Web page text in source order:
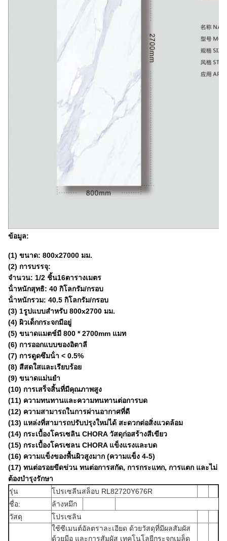
ข้อมูล:
(1) ขนาด: 800x27000 มม.
(2) การบรรจุ:
จํานวน: 1/2 ชิ้น16ตารางเมตร
น้ําหนักสุทธิ: 40 กิโลกรัม/กรอบ
น้ําหนักรวม: 40.5 กิโลกรัม/กรอบ
(3) 1รูปแบบสําหรับ 800x2700 มม.
(4) ผิวเด็กกระจกมีอยู่
(5) ขนาดแมตช์มี 800 * 2700mm แมท
(6) การออกแบบของอิตาลี
(7) การดูดซึมน้ํา < 0.5%
(8) สีสดใสและเรียบร้อย
(9) ขนาดแม่นยํา
(10) การเสร็จสิ้นที่มีคุณภาพสูง
(11) ความทนทานและความทนทานต่อการบด
(12) ความสามารถในการผ่านอากาศที่ดี
(13) แหล่งที่สามารถปรับปรุงใหม่ได้ สะดวกต่อสิ่งแวดล้อม
(14) กระเบื้องโครเซลิน CHORA วัสดุก่อสร้างสีเขียว
(15) กระเบื้องโครเซลน CHORA แข็งแรงและบด
(16) ความแข็งของพื้นผิวสูงมาก (ความแข็ง 4-5)
(17) ทนต่อรอยขีดข่วน ทนต่อการสกัด, การกระแทก, การแตก และไม่
ต้องบํารุงรักษา
รุ่น
โปรเซลีนสล็อบ RL82720Y676R
ชื่อ:
ล้างหมึก
วัสดุ
โปรเซลิน
ใช้ซีเมนต์อัลตราละเอียด ด้วยวัสดุที่มีผลสัมผัส
ด้วยมือ และการสัมผัส เทคโนโลยีกระจกเมล็ด